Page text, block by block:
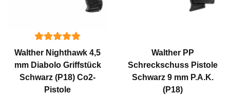
Walther Nighthawk 4,5
mm Diabolo Griffstück
Schwarz (P18) Co2-
Pistole
Walther PP
Schreckschuss Pistole
Schwarz 9 mm P.A.K.
(P18)